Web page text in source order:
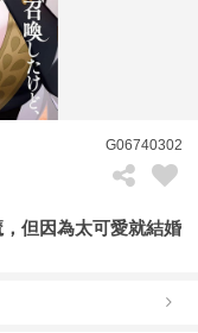
G06740302
但因為太可愛就結婚